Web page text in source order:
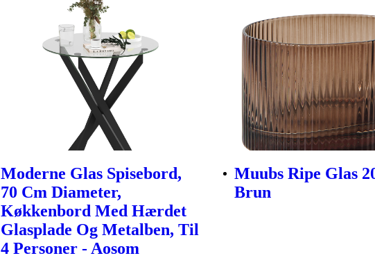
Moderne Glas Spisebord,
70 Cm Diameter,
Køkkenbord Med Hærdet
Glasplade Og Metalben, Til
4 Personer - Aosom
Muubs Ripe Glas
Brun